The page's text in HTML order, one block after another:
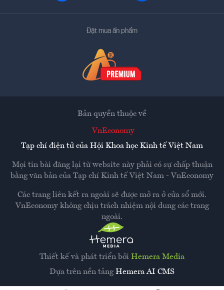
Đặt mua ấn phẩm
Thiết kế và phát triển bởi Hemera Media
Dựa trên nền tảng Hemera AI CMS
Bản quyền thuộc về
VnEconomy
Tạp chí điện tử của Hội Khoa học Kinh tế Việt Nam
Mọi tin bài đăng lại từ website này phải có sự chấp thuận
bằng văn bản của Tạp chí Kinh tế Việt Nam - VnEconomy
Các trang liên kết ra ngoài sẽ được mở ra ở cửa sổ mới.
VnEconomy không chịu trách nhiệm nội dung các trang
ngoài.